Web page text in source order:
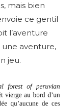
mais bien
ce gentil
l’aventure
une aventure,
jeu.